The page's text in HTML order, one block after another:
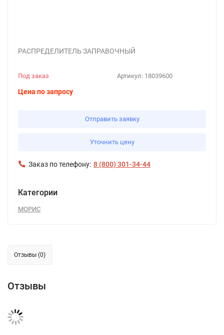
РАСПРЕДЕЛИТЕЛЬ ЗАПРАВОЧНЫЙ
Артикул: 18039600
Под заказ
Цена по запросу
Отправить заявку
Уточнить цену
Заказ по телефону: 8 (800) 301-34-44
Категории
МОРИС
Отзывы (0)
Отзывы